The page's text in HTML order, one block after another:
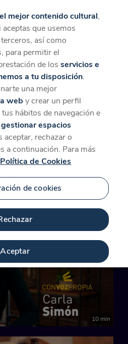
desde la App
Descargar
relacionado
Morán'
7 min
10 min
mejor contenido cultural,
que usemos
así como
para permitir el
de losservicios e
a tu disposición.
una mejor
web y crear un perfil
hábitos de navegación e
gestionar espacios
aceptar, rechazar o
a continuación. Para más
Política de Cookies
de cookies
Aceptar